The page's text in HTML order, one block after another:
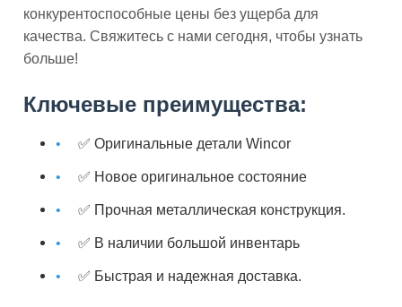
конкурентоспособные цены без ущерба для
качества. Свяжитесь с нами сегодня, чтобы узнать
больше!
Ключевые преимущества:
✅ Оригинальные детали Wincor
✅ Новое оригинальное состояние
✅ Прочная металлическая конструкция.
✅ В наличии большой инвентарь
✅ Быстрая и надежная доставка.